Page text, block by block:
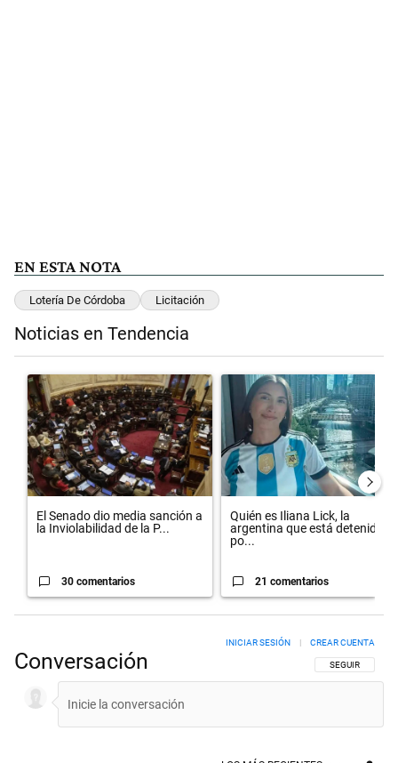
EN ESTA NOTA
Lotería De Córdoba Licitación
Noticias en Tendencia
Un artículo de tendencia con el título "El Senado dio media sanción
El Senado dio media sanción a
la Inviolabilidad de la P...
30 comentarios
Un artículo de tendencia con el
Quién es Iliana Lick, la
argentina que está detenida
po...
21 comentarios
Conversación SIGA ESTA
SEGUIR
INICIAR SESIÓN CREAR CUENTA